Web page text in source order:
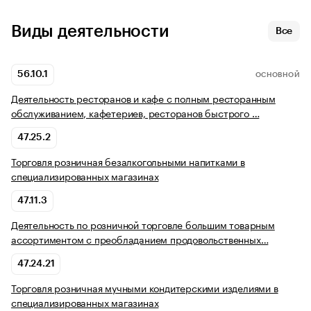
Виды деятельности Все
56.10.1 ОСНОВНОЙ
Деятельность ресторанов и кафе с полным ресторанным
обслуживанием, кафетериев, ресторанов быстрого …
47.25.2
Торговля розничная безалкогольными напитками в
специализированных магазинах
47.11.3
Деятельность по розничной торговле большим товарным
ассортиментом с преобладанием продовольственных…
47.24.21
Торговля розничная мучными кондитерскими изделиями в
специализированных магазинах